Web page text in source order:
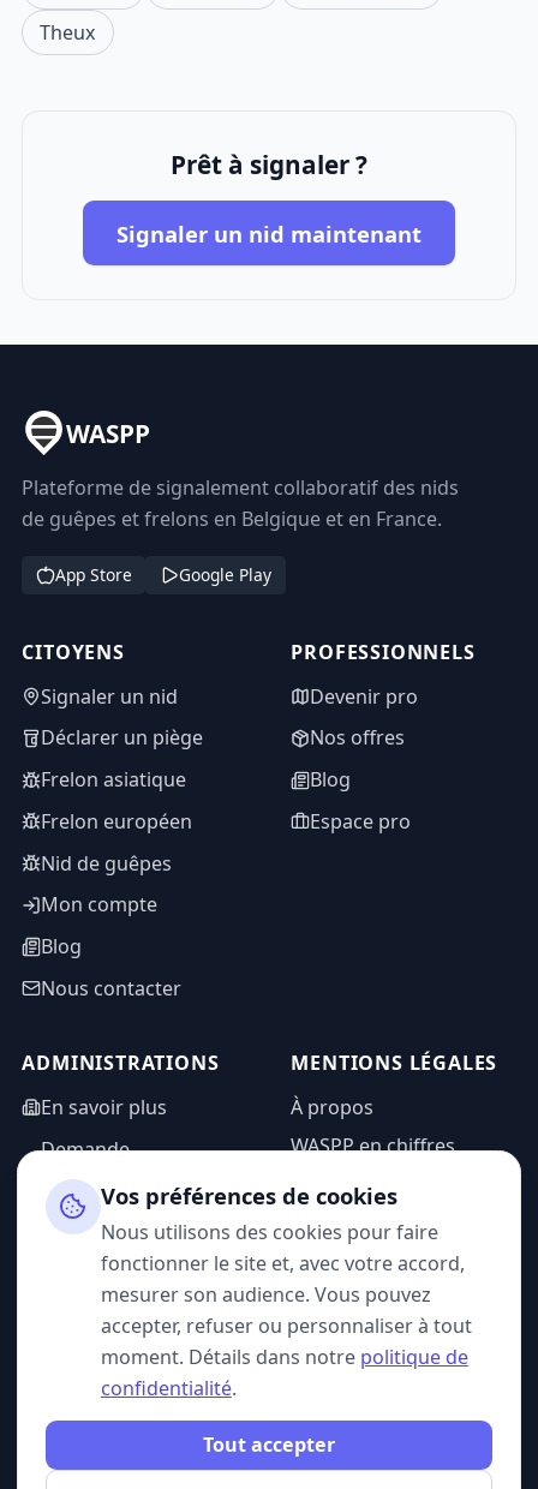
Theux
Prêt à signaler ?
Signaler un nid maintenant
WASPP
Plateforme de signalement collaboratif des nids
de guêpes et frelons en Belgique et en France.
App Store Google Play
CITOYENS
Signaler un nid
Déclarer un piège
Frelon asiatique
Frelon européen
Nid de guêpes
Mon compte
Blog
Nous contacter
PROFESSIONNELS
Devenir pro
Nos offres
Blog
Espace pro
ADMINISTRATIONS
En savoir plus
Demande
d'information
Espace admin
MENTIONS LÉGALES
À propos
WASPP en chiffres
Mentions légales
Politique de
confidentialité
CGU
SUIVEZ-NOUS
Vos préférences de cookies
Nous utilisons des cookies pour faire
fonctionner le site et, avec votre accord,
mesurer son audience. Vous pouvez
accepter, refuser ou personnaliser à tout
moment. Détails dans notre politique de
confidentialité.
Tout accepter